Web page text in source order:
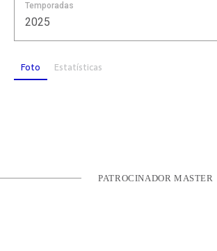
Temporadas
2025
Foto Estatísticas
PATROCINADOR MASTER